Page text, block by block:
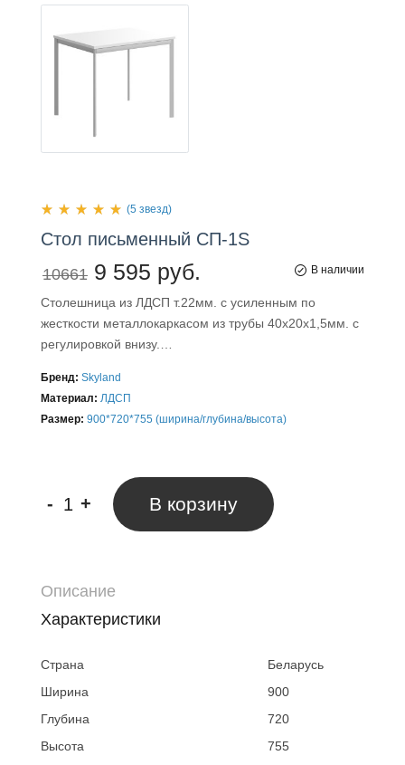
(5 звезд)
Стол письменный СП-1S
10661 9 595 руб. В наличии
Столешница из ЛДСП т.22мм. с усиленным по
жесткости металлокаркасом из трубы 40х20х1,5мм. с
регулировкой внизу.…
Бренд: Skyland
Материал: ЛДСП
Размер: 900*720*755 (ширина/глубина/высота)
- + В корзину
Описание
Характеристики
Страна
Беларусь
Ширина
900
Глубина
720
Высота
755